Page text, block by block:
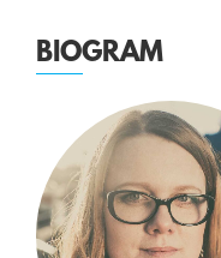
BIOGRAM